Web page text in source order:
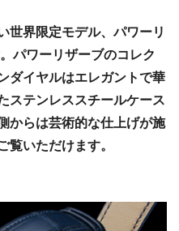
世界限定モデル、パワーリ
パワーリザーブのコレク
ダイヤルはエレガントで華
ステンレススチールケース
からは芸術的な仕上げが施
いただけます。